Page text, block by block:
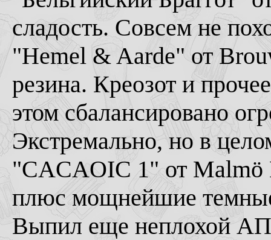
сладость. Совсем не
"Hemel & Aarde" от
резина. Креозот и
этом сбалансировано
Экстремально, но в
"CACAOIC 1" от Malmö
плюс мощнейшие
Выпил еще неплохой